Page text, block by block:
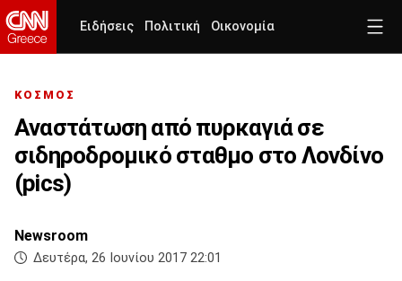
Ειδήσεις Πολιτική Οικονομία
ΚΟΣΜΟΣ
Αναστάτωση από πυρκαγιά σε
σιδηροδρομικό σταθμο στο Λονδίνο
(pics)
Newsroom
Δευτέρα, 26 Ιουνίου 2017 22:01